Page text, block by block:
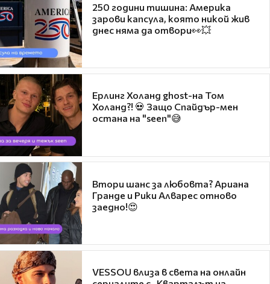
250 години тишина: Америка
зарови капсула, която никой жив
днес няма да отвори👀💥
Ерлинг Холанд ghost-на Том
Холанд?! 💀 Защо Спайдър-мен
остана на "seen"😅
Втори шанс за любовта? Ариана
Гранде и Рики Алварес отново
заедно!😍
VESSOU влиза в света на онлайн